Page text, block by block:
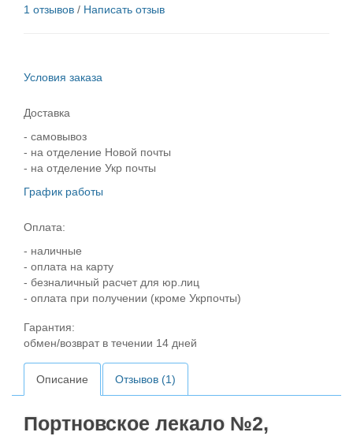
1 отзывов / Написать отзыв
Условия заказа
Доставка
- самовывоз
- на отделение Новой почты
- на отделение Укр почты
График работы
Оплата:
- наличные
- оплата на карту
- безналичный расчет для юр.лиц
- оплата при получении (кроме Укрпочты)
Гарантия:
обмен/возврат в течении 14 дней
Описание Отзывов (1)
Портновское лекало №2,